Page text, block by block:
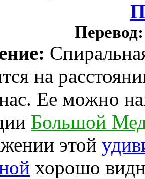
Перевод:
на
Ее можно
Большой
этой
хорошо